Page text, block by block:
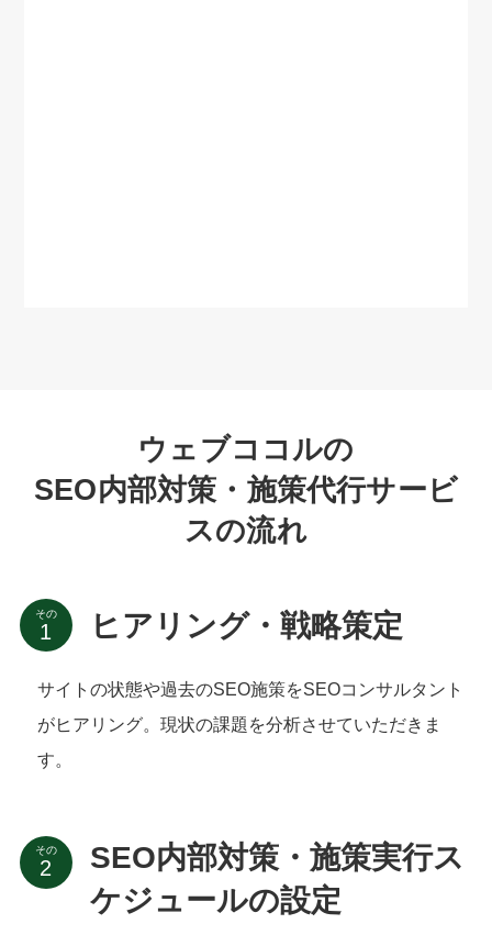
ウェブココルの
SEO内部対策・施策代行サービ
スの流れ
その ヒアリング・戦略策定
サイトの状態や過去のSEO施策をSEOコンサルタント
がヒアリング。現状の課題を分析させていただきま
す。
その
SEO内部対策・施策実行ス
ケジュールの設定